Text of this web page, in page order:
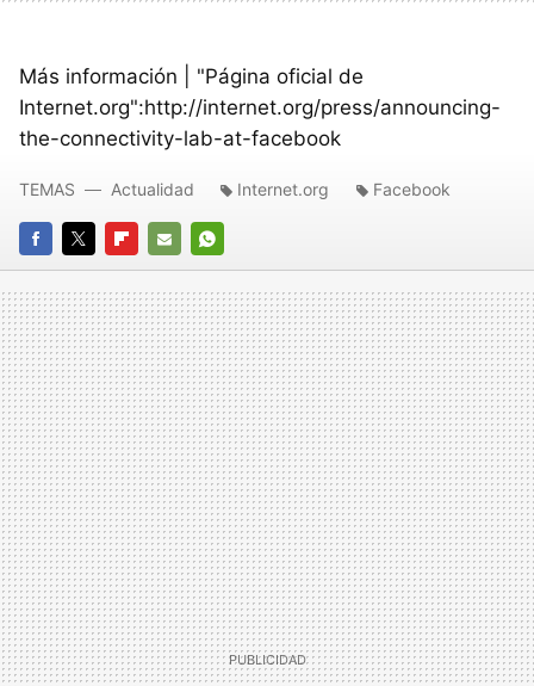
Más información | "Página oficial de
Internet.org":http://internet.org/press/announcing-
the-connectivity-lab-at-facebook
FACEBOOK
TWITTERFLIPBOARD
E-
MAIL
WHATSAPP
TEMAS Actualidad Internet.org Facebook